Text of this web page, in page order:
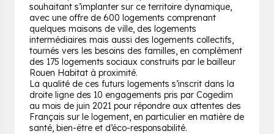
souhaitant s’implanter sur ce territoire dynamique,
avec une offre de 600 logements comprenant
quelques maisons de ville, des logements
intermédiaires mais aussi des logements collectifs,
tournés vers les besoins des familles, en complément
des 175 logements sociaux construits par le bailleur
Rouen Habitat à proximité.
La qualité de ces futurs logements s’inscrit dans la
droite ligne des 10 engagements pris par Cogedim
au mois de juin 2021 pour répondre aux attentes des
Français sur le logement, en particulier en matière de
santé, bien-être et d’éco-responsabilité.